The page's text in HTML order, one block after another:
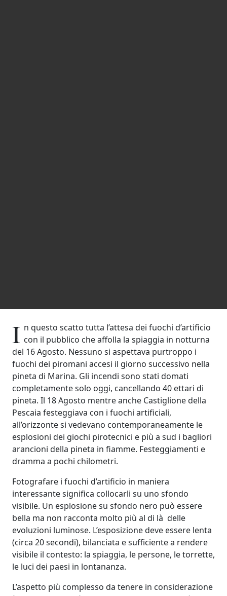
I n questo scatto tutta l’attesa dei fuochi d’artificio
con il pubblico che affolla la spiaggia in notturna
del 16 Agosto. Nessuno si aspettava purtroppo i
fuochi dei piromani accesi il giorno successivo nella
pineta di Marina. Gli incendi sono stati domati
completamente solo oggi, cancellando 40 ettari di
pineta. Il 18 Agosto mentre anche Castiglione della
Pescaia festeggiava con i fuochi artificiali,
all’orizzonte si vedevano contemporaneamente le
esplosioni dei giochi pirotecnici e più a sud i bagliori
arancioni della pineta in fiamme. Festeggiamenti e
dramma a pochi chilometri.
Fotografare i fuochi d’artificio in maniera
interessante significa collocarli su uno sfondo
visibile. Un esplosione su sfondo nero può essere
bella ma non racconta molto più al di là delle
evoluzioni luminose. L’esposizione deve essere lenta
(circa 20 secondi), bilanciata e sufficiente a rendere
visibile il contesto: la spiaggia, le persone, le torrette,
le luci dei paesi in lontananza.
L’aspetto più complesso da tenere in considerazione